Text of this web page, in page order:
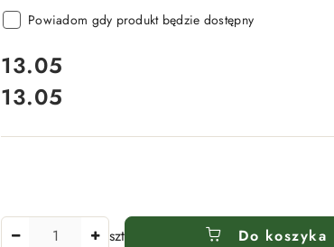
Powiadom gdy produkt będzie dostępny
cena:
13.05
Cena:
13.05
szt Do koszyka